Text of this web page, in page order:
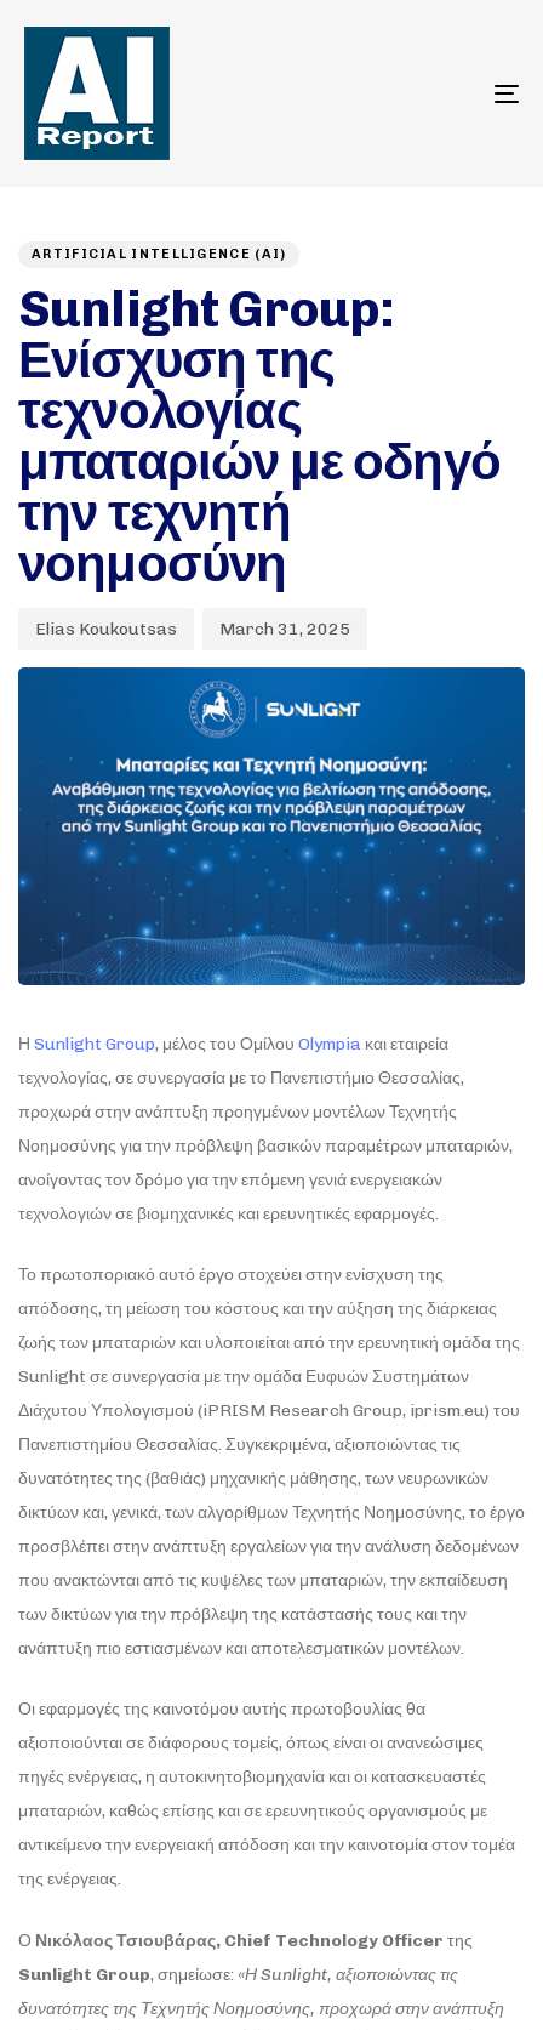
ARTIFICIAL INTELLIGENCE (AI)
Sunlight Group:
Ενίσχυση της
τεχνολογίας
μπαταριών με οδηγό
την τεχνητή
νοημοσύνη
Elias Koukoutsas March 31, 2025
Η Sunlight Group, μέλος του Ομίλου Olympia και εταιρεία
τεχνολογίας, σε συνεργασία με το Πανεπιστήμιο Θεσσαλίας,
προχωρά στην ανάπτυξη προηγμένων μοντέλων Τεχνητής
Νοημοσύνης για την πρόβλεψη βασικών παραμέτρων μπαταριών,
ανοίγοντας τον δρόμο για την επόμενη γενιά ενεργειακών
τεχνολογιών σε βιομηχανικές και ερευνητικές εφαρμογές.
Το πρωτοποριακό αυτό έργο στοχεύει στην ενίσχυση της
απόδοσης, τη μείωση του κόστους και την αύξηση της διάρκειας
ζωής των μπαταριών και υλοποιείται από την ερευνητική ομάδα της
Sunlight σε συνεργασία με την ομάδα Ευφυών Συστημάτων
Διάχυτου Υπολογισμού (iPRISM Research Group, iprism.eu) του
Πανεπιστημίου Θεσσαλίας. Συγκεκριμένα, αξιοποιώντας τις
δυνατότητες της (βαθιάς) μηχανικής μάθησης, των νευρωνικών
δικτύων και, γενικά, των αλγορίθμων Τεχνητής Νοημοσύνης, το έργο
προσβλέπει στην ανάπτυξη εργαλείων για την ανάλυση δεδομένων
που ανακτώνται από τις κυψέλες των μπαταριών, την εκπαίδευση
των δικτύων για την πρόβλεψη της κατάστασής τους και την
ανάπτυξη πιο εστιασμένων και αποτελεσματικών μοντέλων.
Οι εφαρμογές της καινοτόμου αυτής πρωτοβουλίας θα
αξιοποιούνται σε διάφορους τομείς, όπως είναι οι ανανεώσιμες
πηγές ενέργειας, η αυτοκινητοβιομηχανία και οι κατασκευαστές
μπαταριών, καθώς επίσης και σε ερευνητικούς οργανισμούς με
αντικείμενο την ενεργειακή απόδοση και την καινοτομία στον τομέα
της ενέργειας.
Ο Νικόλαος Τσιουβάρας, Chief Technology Officer της
Sunlight Group, σημείωσε: «Η Sunlight, αξιοποιώντας τις
δυνατότητες της Τεχνητής Νοημοσύνης, προχωρά στην ανάπτυξη